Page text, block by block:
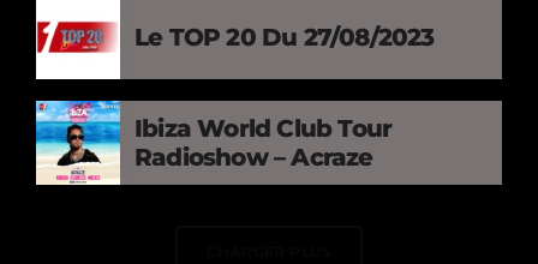
Le TOP 20 Du 27/08/2023
Ibiza World Club Tour
Radioshow – Acraze